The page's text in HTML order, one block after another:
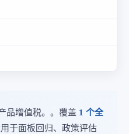
品增值税。。覆盖 1 个全
于面板回归、政策评估